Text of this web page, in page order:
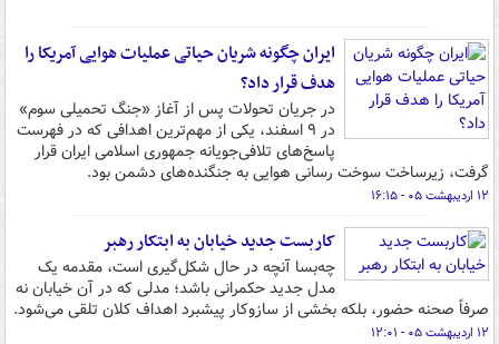
ایران چگونه شریان حیاتی عملیات هوایی آمریکا را
هدف قرار داد؟
در جریان تحولات پس از آغاز «جنگ تحمیلی سوم»
در ۹ اسفند، یکی از مهم‌ترین اهدافی که در فهرست
پاسخ‌های تلافی‌جویانه جمهوری اسلامی ایران قرار
گرفت، زیرساخت سوخت رسانی هوایی به جنگنده‌های دشمن بود.
۱۲ اردیبهشت ۰۵ - ۱۶:۱۵
کاربست جدید خیابان به ابتکار رهبر
چه‌بسا آنچه در حال شکل‌گیری است، مقدمه یک
مدل جدید حکمرانی باشد؛ مدلی که در آن خیابان نه
صرفاً صحنه حضور، بلکه بخشی از سازوکار پیشبرد اهداف کلان تلقی می‌شود.
۱۲ اردیبهشت ۰۵ - ۱۲:۰۱